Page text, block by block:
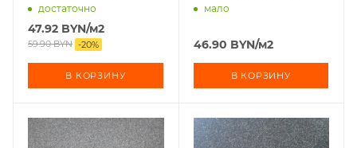
достаточно
47.92 BYN/м2
59.90BYN -20%
В КОРЗИНУ
мало
46.90 BYN/м2
В КОРЗИНУ